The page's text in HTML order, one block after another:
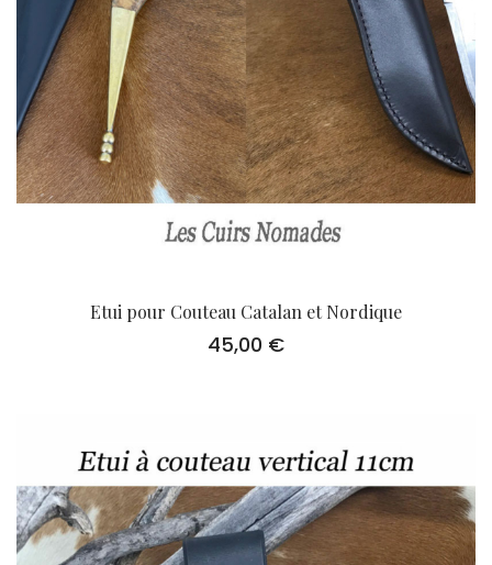
Etui pour Couteau Catalan et Nordique
45,00 €